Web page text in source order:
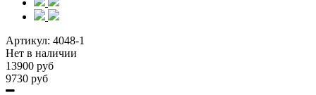
Артикул: 4048-1
Нет в наличии
13900 руб
9730 руб